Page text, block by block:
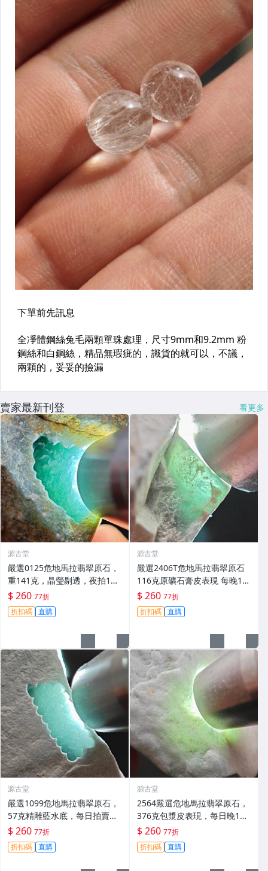
賣家最新刊登 看更多
源古堂
嚴選0125危地馬拉翡翠原石，
重141克，晶瑩剔透，夜拍11
點截標，真誠奉上，期待您的
收藏。危地馬拉 翡翠 拍賣
$ 260 77折
折扣碼 直購
源古堂
嚴選2406T危地馬拉翡翠原石
116克原礦石膏皮表現 每晚11
點截拍 危地馬拉 翡翠原石 原
礦
$ 260 77折
折扣碼 直購
源古堂
嚴選1099危地馬拉翡翠原石，
57克精雕藍水底，每日拍賣晚
11截拍，實物拍賣成交。危地
馬拉 翡翠 原石
$ 260 77折
折扣碼 直購
源古堂
2564嚴選危地馬拉翡翠原石，
376克包漿皮表現，每日晚11
點截拍，真實拍賣，誠意推
薦！危地馬拉 翡翠 原石
$ 260 77折
折扣碼 直購